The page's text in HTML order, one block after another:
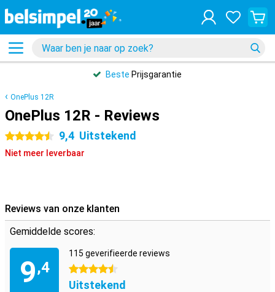
Beste Prijsgarantie
OnePlus 12R
OnePlus 12R - Reviews
4.5 sterren 9,4 Uitstekend
Niet meer leverbaar
Reviews van onze klanten
Gemiddelde scores:
9,4
115 geverifieerde reviews
4.5 sterren
Uitstekend